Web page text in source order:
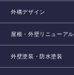
外構デザイン
屋根・外壁リニューアル
外壁塗装・防水塗装